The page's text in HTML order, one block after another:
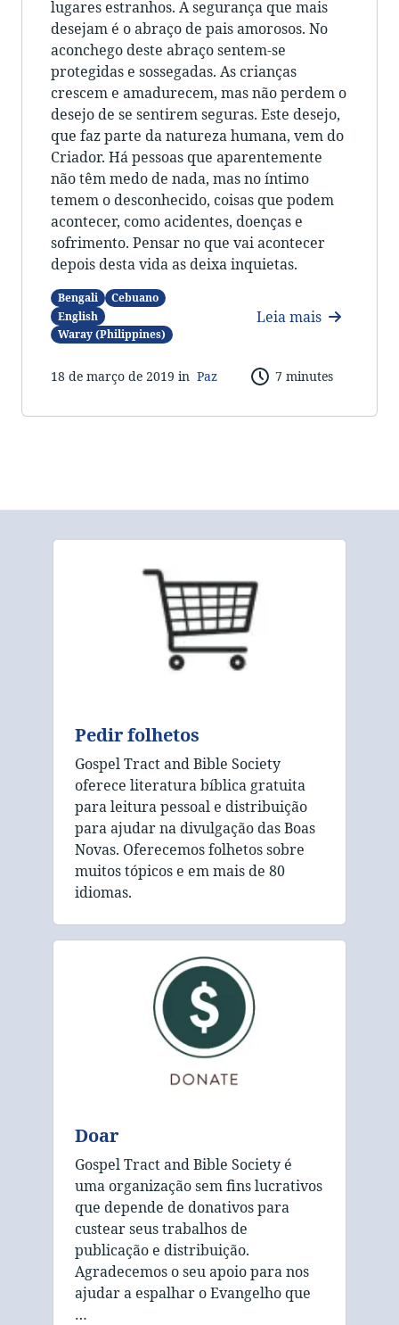
lugares estranhos. A segurança que mais
desejam é o abraço de pais amorosos. No
aconchego deste abraço sentem-se
protegidas e sossegadas. As crianças
crescem e amadurecem, mas não perdem o
desejo de se sentirem seguras. Este desejo,
que faz parte da natureza humana, vem do
Criador. Há pessoas que aparentemente
não têm medo de nada, mas no íntimo
temem o desconhecido, coisas que podem
acontecer, como acidentes, doenças e
sofrimento. Pensar no que vai acontecer
depois desta vida as deixa inquietas.
Bengali
Cebuano
English
Waray (Philippines)
Leia mais
18 de março de 2019 in Paz 7 minutes
Pedir folhetos
Gospel Tract and Bible Society
oferece literatura bíblica gratuita
para leitura pessoal e distribuição
para ajudar na divulgação das Boas
Novas. Oferecemos folhetos sobre
muitos tópicos e em mais de 80
idiomas.
Doar
Gospel Tract and Bible Society é
uma organização sem fins lucrativos
que depende de donativos para
custear seus trabalhos de
publicação e distribuição.
Agradecemos o seu apoio para nos
ajudar a espalhar o Evangelho que
…